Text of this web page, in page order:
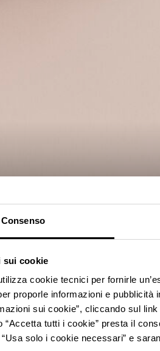
Consenso
sui cookie
cookie tecnici per fornirle
proporle informazioni e
sui cookie”, cliccando sul
“Accetta tutti i cookie” presta il
solo i cookie necessari” e
uniche. Questa è la
creando automobili ad
interni su misura e
FACTORY TOUR